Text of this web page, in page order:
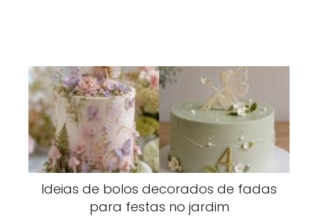
Ideias de bolos decorados de fadas
para festas no jardim